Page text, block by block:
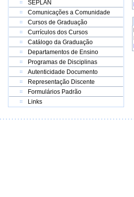
SEPLAN
Comunicações a Comunidade
Cursos de Graduação
Currículos dos Cursos
Catálogo da Graduação
Departamentos de Ensino
Programas de Disciplinas
Autenticidade Documento
Representação Discente
Formulários Padrão
Links